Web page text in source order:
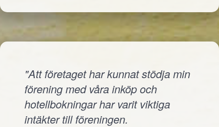
"Att företaget har kunnat stödja min
förening med våra inköp och
hotellbokningar har varit viktiga
intäkter till föreningen.